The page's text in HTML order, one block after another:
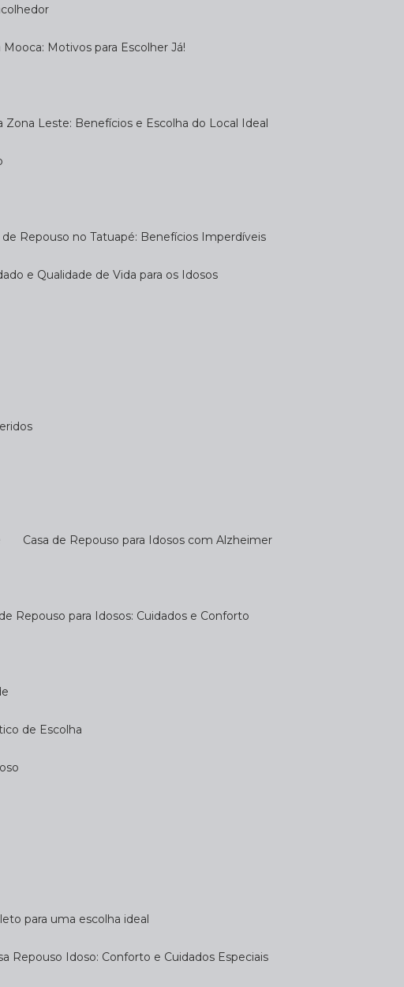
Mooca: Motivos para Escolher Já!
Zona Leste: Benefícios e Escolha do Local Ideal
de Repouso no Tatuapé: Benefícios Imperdíveis
e Qualidade de Vida para os Idosos
Casa de Repouso para Idosos com Alzheimer
de Repouso para Idosos: Cuidados e Conforto
de Escolha
para uma escolha ideal
Repouso Idoso: Conforto e Cuidados Especiais